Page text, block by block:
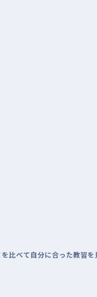
比べて自分に合った教習を